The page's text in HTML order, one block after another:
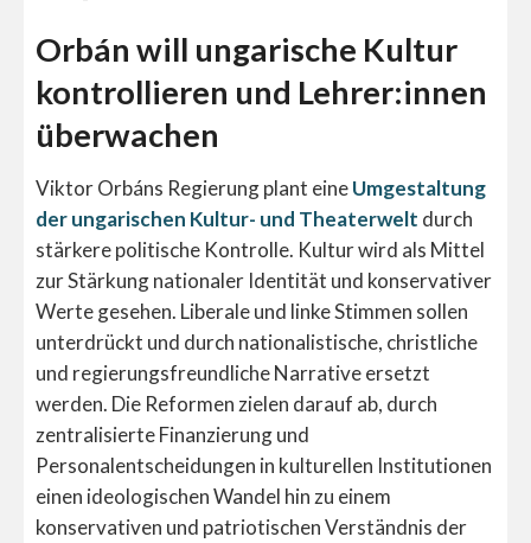
Orbán will ungarische Kultur
kontrollieren und Lehrer:innen
überwachen
Viktor Orbáns Regierung plant eineUmgestaltung
der ungarischen Kultur- und Theaterwelt durch
stärkere politische Kontrolle. Kultur wird als Mittel
zur Stärkung nationaler Identität und konservativer
Werte gesehen. Liberale und linke Stimmen sollen
unterdrückt und durch nationalistische, christliche
und regierungsfreundliche Narrative ersetzt
werden. Die Reformen zielen darauf ab, durch
zentralisierte Finanzierung und
Personalentscheidungen in kulturellen Institutionen
einen ideologischen Wandel hin zu einem
konservativen und patriotischen Verständnis der